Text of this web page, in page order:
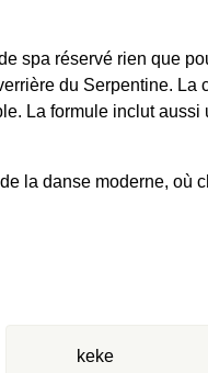
spa réservé rien que
du Serpentine. La
La formule inclut
la danse moderne, où
keke